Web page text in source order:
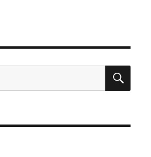
搜